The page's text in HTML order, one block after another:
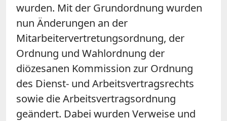
wurden. Mit der Grundordnung wurden
nun Änderungen an der
Mitarbeitervertretungsordnung, der
Ordnung und Wahlordnung der
diözesanen Kommission zur Ordnung
des Dienst- und Arbeitsvertragsrechts
sowie die Arbeitsvertragsordnung
geändert. Dabei wurden Verweise und